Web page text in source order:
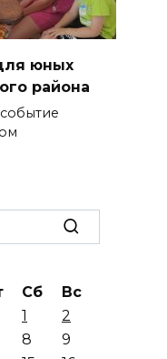
юных
района
Сб
Вс
1
2
8
9